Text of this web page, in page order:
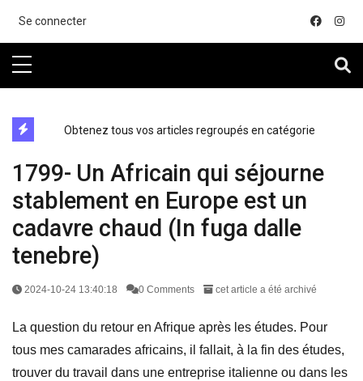
Se connecter
Obtenez tous vos articles regroupés en catégorie
1799- Un Africain qui séjourne
stablement en Europe est un
cadavre chaud (In fuga dalle
tenebre)
2024-10-24 13:40:18 0 Comments cet article a été archivé
La question du retour en Afrique après les études. Pour
tous mes camarades africains, il fallait, à la fin des études,
trouver du travail dans une entreprise italienne ou dans les